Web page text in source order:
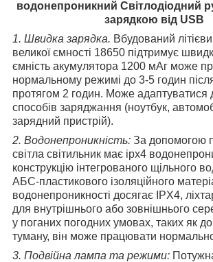
водонепроникний Світлодіодний
зарядкою від USB
1. Швидка зарядка. Вбудований
великої ємності 18650 підтримує
ємність акумулятора 1200 мАг може
нормальному режимі до 3-5 годин
протягом 2 годин. Може адаптуватися
способів заряджання (ноутбук,
зарядний пристрій).
2. Водонепроникність: За допомогою
світла світильник має ipx4
конструкцію інтегрованого щільного
АБС-пластикового ізоляційного
водонепроникності досягає IPX4,
для внутрішнього або зовнішнього
у поганих погодних умовах, таких як
туману, він може працювати
3. Подвійна лампа та режими: